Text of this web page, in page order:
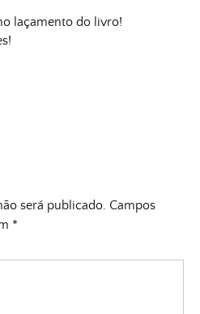
laçamento do livro!
será publicado. Campos
*